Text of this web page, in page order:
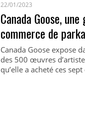
22/01/2023
Canada Goose,
commerce de
Canada Goose expose
des 500 œuvres
qu’elle a acheté ces